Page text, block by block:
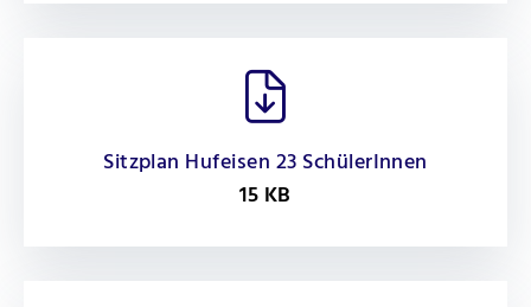
Sitzplan Hufeisen 23 SchülerInnen
15 KB